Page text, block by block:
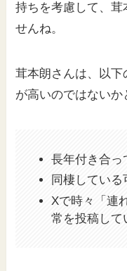
持ちを考慮して、茸
せんね。
茸本朗さんは、以
が高いのではないか
長年付き合っ
同棲してい
Xで時々「連
常を投稿して